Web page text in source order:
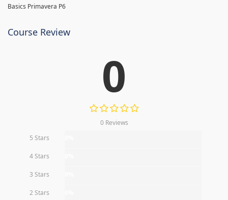
Basics Primavera P6
Course Review
0
0 Reviews
5 Stars
4 Stars
3 Stars
2 Stars